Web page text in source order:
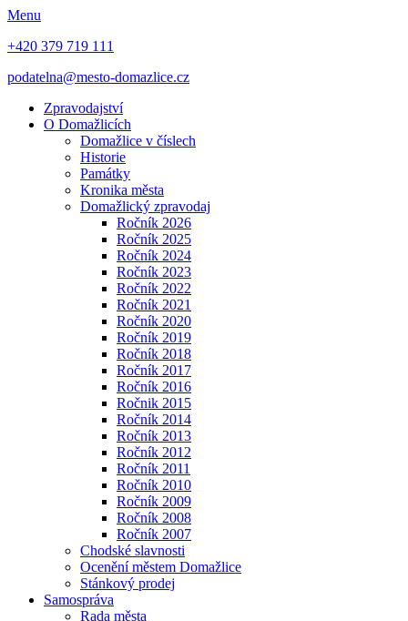
Menu
+420 379 719 111
podatelna@mesto-domazlice.cz
Zpravodajství
O Domažlicích
Domažlice v číslech
Historie
Památky
Kronika města
Domažlický zpravodaj
Ročník 2026
Ročník 2025
Ročník 2024
Ročník 2023
Ročník 2022
Ročník 2021
Ročník 2020
Ročník 2019
Ročník 2018
Ročník 2017
Ročník 2016
Ročnik 2015
Ročník 2014
Ročník 2013
Ročník 2012
Ročník 2011
Ročník 2010
Ročník 2009
Ročník 2008
Ročník 2007
Chodské slavnosti
Ocenění městem Domažlice
Stánkový prodej
Samospráva
Rada města